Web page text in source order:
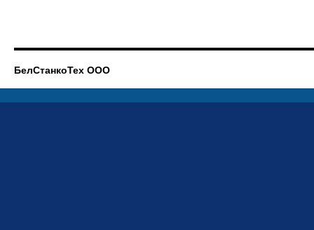
БелСтанкоТех ООО